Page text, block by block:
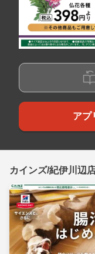
アプ
カインズ/紀伊川辺